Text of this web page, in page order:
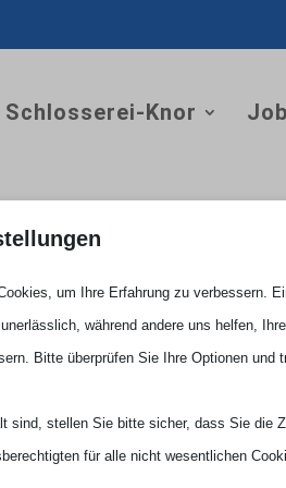
Schlosserei-Knor
um Ihre Erfahrung zu verbessern.
während andere uns helfen,
Bitte überprüfen Sie Ihre Optionen und
sind, stellen Sie bitte sicher, dass Sie die
für alle nicht wesentlichen